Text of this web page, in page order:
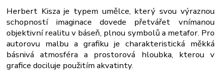
Herbert Kisza je typem umělce, který svou výraznou
schopností imaginace dovede přetvářet vnímanou
objektivní realitu v báseň, plnou symbolů a metafor. Pro
autorovu malbu a grafiku je charakteristická měkká
básnivá atmosféra a prostorová hloubka, kterou v
grafice dociluje použitím akvatinty.